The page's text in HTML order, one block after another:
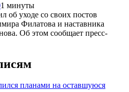
1 минуты
об уходе со своих постов
Филатова и наставника
Об этом сообщает пресс-
планами на оставшуюся